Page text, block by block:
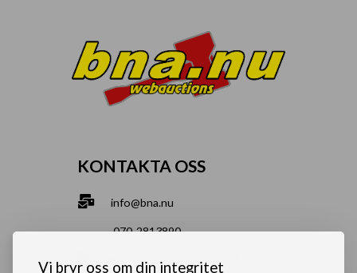
Vi bryr oss om din integritet
KONTAKTA OSS
info@bna.nu
070-2813890
Norrgårdsgatan 9a, 686 35 Sunne